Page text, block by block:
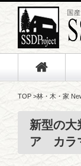
TOP >林・木・家
新型の
ア カラ